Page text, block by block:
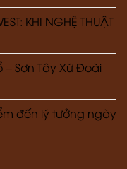
KHI NGHỆ THUẬT
– Sơn Tây Xứ Đoài
đến lý tưởng ngày